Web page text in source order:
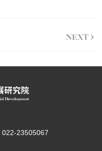
NEXT >
022-23505067